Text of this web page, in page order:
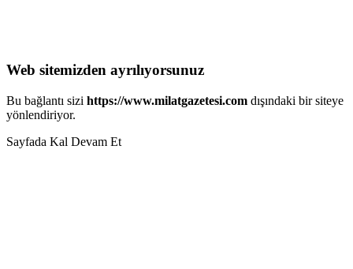
Web sitemizden ayrılıyorsunuz
Bu bağlantı sizi https://www.milatgazetesi.com dışındaki bir siteye
yönlendiriyor.
Sayfada Kal Devam Et